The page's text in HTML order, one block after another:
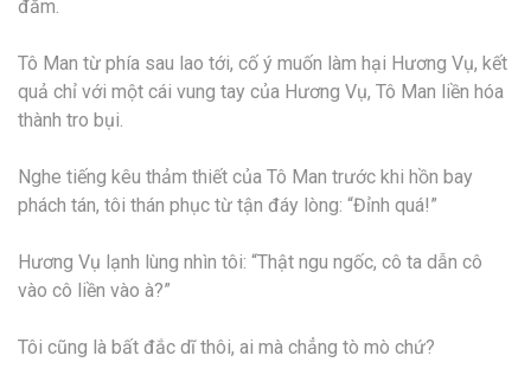
đăm.
Tô Man từ phía sau lao tới, cố ý muốn làm hại Hương Vụ, kết
quả chỉ với một cái vung tay của Hương Vụ, Tô Man liền hóa
thành tro bụi.
Nghe tiếng kêu thảm thiết của Tô Man trước khi hồn bay
phách tán, tôi thán phục từ tận đáy lòng: “Đỉnh quá!”
Hương Vụ lạnh lùng nhìn tôi: “Thật ngu ngốc, cô ta dẫn cô
vào cô liền vào à?”
Tôi cũng là bất đắc dĩ thôi, ai mà chẳng tò mò chứ?